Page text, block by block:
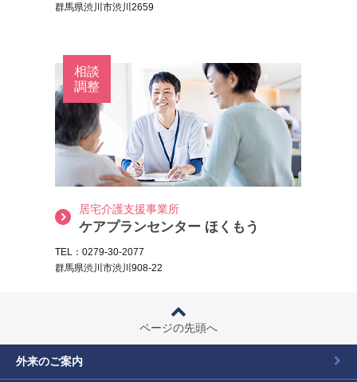
群馬県渋川市渋川2659
相談
調整
居宅介護支援事業所
ケアプランセンター ほくもう
TEL：0279-30-2077
群馬県渋川市渋川908-22
ページの先頭へ
外来のご案内